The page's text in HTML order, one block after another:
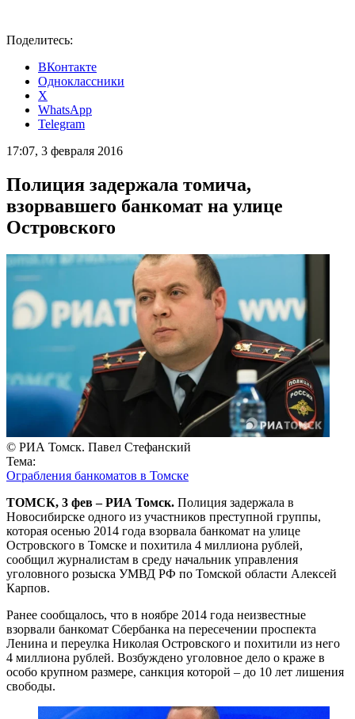
Поделитесь:
ВКонтакте
Одноклассники
X
WhatsApp
Telegram
17:07, 3 февраля 2016
Полиция задержала томича,
взорвавшего банкомат на улице
Островского
© РИА Томск. Павел Стефанский
Тема:
Ограбления банкоматов в Томске
ТОМСК, 3 фев – РИА Томск. Полиция задержала в
Новосибирске одного из участников преступной группы,
которая осенью 2014 года взорвала банкомат на улице
Островского в Томске и похитила 4 миллиона рублей,
сообщил журналистам в среду начальник управления
уголовного розыска УМВД РФ по Томской области Алексей
Карпов.
Ранее сообщалось, что в ноябре 2014 года неизвестные
взорвали банкомат Сбербанка на пересечении проспекта
Ленина и переулка Николая Островского и похитили из него
4 миллиона рублей. Возбуждено уголовное дело о краже в
особо крупном размере, санкция которой – до 10 лет лишения
свободы.